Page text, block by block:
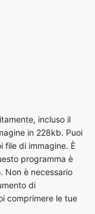
incluso il
in 228kb. Puoi
di immagine. È
Non è necessario
di
comprimere le tue